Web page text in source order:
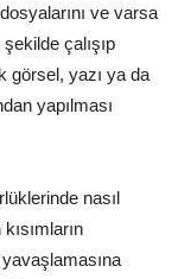
ve varsa
çalışıp
görsel, yazı ya da
yapılması
nasıl